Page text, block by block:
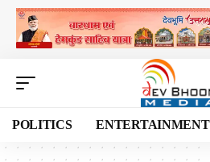
POLITICS ENTERTAINMENT